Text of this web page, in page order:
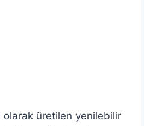
olarak üretilen yenilebilir